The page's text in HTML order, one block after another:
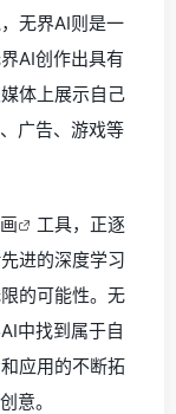
无界AI则是一
AI创作出具有
体上展示自己
广告、游戏等
工具，正逐
进的深度学习
的可能性。无
中找到属于自
应用的不断拓
意。